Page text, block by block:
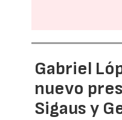
Gabriel
nuevo
Sigaus y